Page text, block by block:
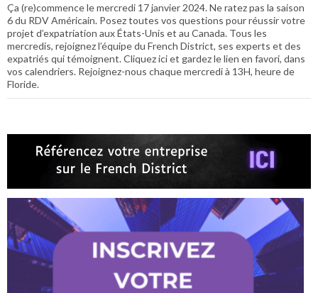
Ça (re)commence le mercredi 17 janvier 2024. Ne ratez pas la saison
6 du RDV Américain. Posez toutes vos questions pour réussir votre
projet d’expatriation aux États-Unis et au Canada. Tous les
mercredis, rejoignez l’équipe du French District, ses experts et des
expatriés qui témoignent. Cliquez ici et gardez le lien en favori, dans
vos calendriers. Rejoignez-nous chaque mercredi à 13H, heure de
Floride.